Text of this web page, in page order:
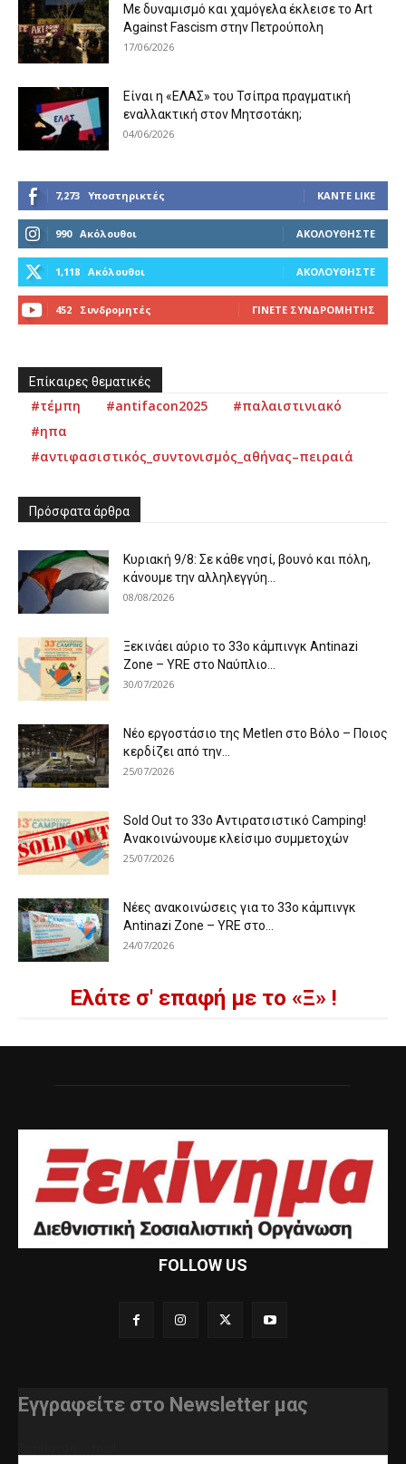
Με δυναμισμό και χαμόγελα έκλεισε το Art
Against Fascism στην Πετρούπολη
17/06/2026
Είναι η «ΕΛΑΣ» του Τσίπρα πραγματική
εναλλακτική στον Μητσοτάκη;
04/06/2026
7,273 Υποστηρικτές ΚΆΝΤΕ LIKE
990 Ακόλουθοι ΑΚΟΛΟΥΘΉΣΤΕ
1,118 Ακόλουθοι ΑΚΟΛΟΥΘΉΣΤΕ
452 Συνδρομητές ΓΊΝΕΤΕ ΣΥΝΔΡΟΜΗΤΉΣ
Επίκαιρες θεματικές
#τέμπη #antifacon2025
#παλαιστινιακό
#ηπα
#αντιφασιστικός_συντονισμός_αθήνας–πειραιά
Πρόσφατα άρθρα
Κυριακή 9/8: Σε κάθε νησί, βουνό και πόλη,
κάνουμε την αλληλεγγύη...
08/08/2026
Ξεκινάει αύριο το 33ο κάμπινγκ Antinazi
Zone – YRE στο Ναύπλιο...
30/07/2026
Νέο εργοστάσιο της Metlen στο Βόλο – Ποιος
κερδίζει από την...
25/07/2026
Sold Out το 33ο Αντιρατσιστικό Camping!
Ανακοινώνουμε κλείσιμο συμμετοχών
25/07/2026
Νέες ανακοινώσεις για το 33ο κάμπινγκ
Antinazi Zone – YRE στο...
24/07/2026
Ελάτε σ' επαφή με το «Ξ» !
FOLLOW US
Εγγραφείτε στο Newsletter μας